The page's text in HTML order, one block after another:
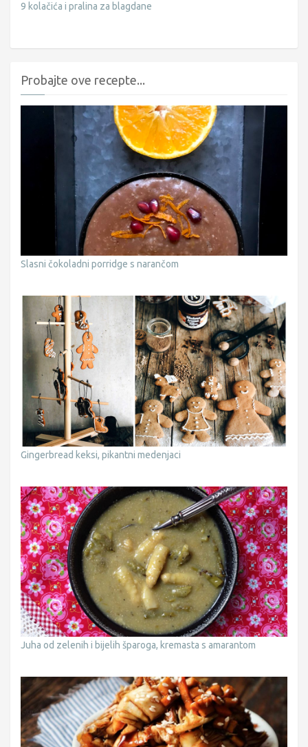
9 kolačića i pralina za blagdane
Probajte ove recepte...
Slasni čokoladni porridge s narančom
Gingerbread keksi, pikantni medenjaci
Juha od zelenih i bijelih šparoga, kremasta s amarantom